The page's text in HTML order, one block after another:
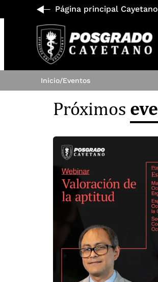
Página principal Cayetano
Inicio/Eventos
Próximos